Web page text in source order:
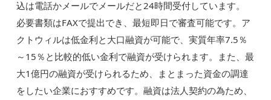
込は電話かメールでメールだと24時間受付しています。
必要書類はFAXで提出でき、最短即日で審査可能です。ア
クトウィルは低金利と大口融資が可能で、実質年率7.5％
～15％と比較的低い金利で融資が受けられます。また、最
大1億円の融資が受けられるため、まとまった資金の調達
をしたい企業におすすめです。融資は法人契約の為ため、